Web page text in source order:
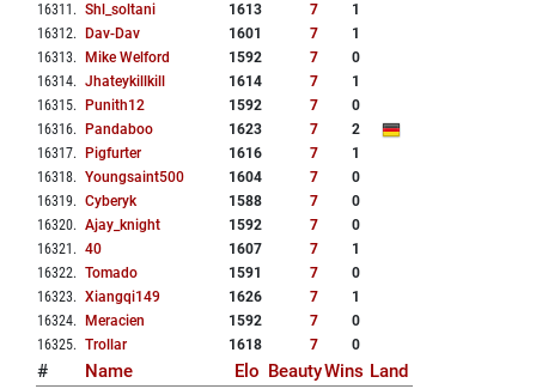
16311 . Shl_soltani 1613 7
1
16312. Dav-Dav 1601 7
1
16313. Mike Welford 1592 7
0
16314. Jhateykillkill 1614 7
1
16315. Punith12 1592 7
0
16316. Pandaboo 1623 7
2
16317. Pigfurter 1616 7
1
16318. Youngsaint500 1604 7
0
16319. Cyberyk 1588 7
0
16320. Ajay_knight 1592 7
0
16321 . 40 1607 7
1
16322. Tomado 1591 7
0
16323. Xiangqi149 1626 7
1
16324. Meracien 1592 7
0
16325. Trollar 1618 7 0
# Name Elo BeautyWins Land